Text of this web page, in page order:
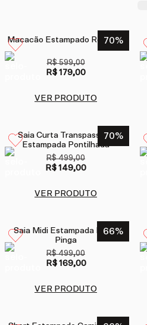
70%
Macacão Estampado Revoada
R$ 599,00
R$ 179,00
VER PRODUTO
70%
Saia Curta Transpassada
Estampada Pontilhada
R$ 499,00
R$ 149,00
VER PRODUTO
66%
Saia Midi Estampada Pinga
Pinga
R$ 499,00
R$ 169,00
VER PRODUTO